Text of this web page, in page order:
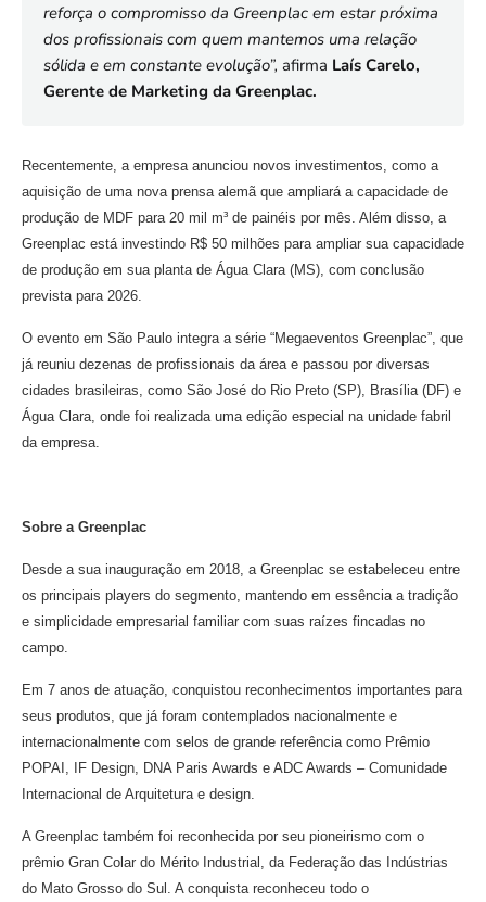
reforça o compromisso da Greenplac em estar próxima
dos profissionais com quem mantemos uma relação
sólida e em constante evolução”, afirma Laís Carelo,
Gerente de Marketing da Greenplac.
Recentemente, a empresa anunciou novos investimentos, como a
aquisição de uma nova prensa alemã que ampliará a capacidade de
produção de MDF para 20 mil m³ de painéis por mês. Além disso, a
Greenplac está investindo R$ 50 milhões para ampliar sua capacidade
de produção em sua planta de Água Clara (MS), com conclusão
prevista para 2026.
O evento em São Paulo integra a série “Megaeventos Greenplac”, que
já reuniu dezenas de profissionais da área e passou por diversas
cidades brasileiras, como São José do Rio Preto (SP), Brasília (DF) e
Água Clara, onde foi realizada uma edição especial na unidade fabril
da empresa.
Sobre a Greenplac
Desde a sua inauguração em 2018, a Greenplac se estabeleceu entre
os principais players do segmento, mantendo em essência a tradição
e simplicidade empresarial familiar com suas raízes fincadas no
campo.
Em 7 anos de atuação, conquistou reconhecimentos importantes para
seus produtos, que já foram contemplados nacionalmente e
internacionalmente com selos de grande referência como Prêmio
POPAI, IF Design, DNA Paris Awards e ADC Awards – Comunidade
Internacional de Arquitetura e design.
A Greenplac também foi reconhecida por seu pioneirismo com o
prêmio Gran Colar do Mérito Industrial, da Federação das Indústrias
do Mato Grosso do Sul. A conquista reconheceu todo o